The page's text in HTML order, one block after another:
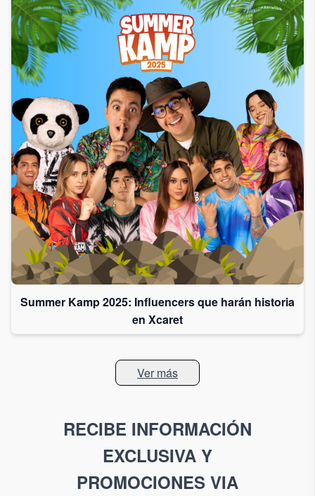
Summer Kamp 2025: Influencers que harán historia
en Xcaret
Ver más
RECIBE INFORMACIÓN
EXCLUSIVA Y
PROMOCIONES VIA